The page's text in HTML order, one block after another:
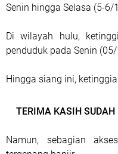
Senin hingga Selasa (5-6/
Di wilayah hulu,
penduduk pada Senin
Hingga siang ini,
TERIMA KASIH
Namun, sebagian